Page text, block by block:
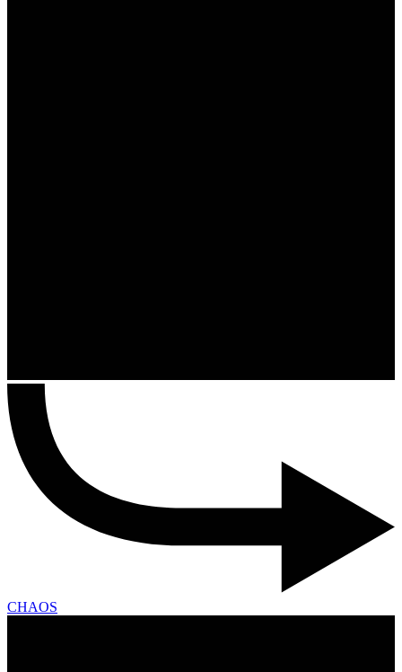
CHAOS